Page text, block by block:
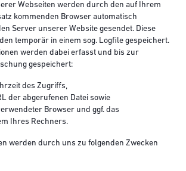
Webseiten werden durch den auf Ihrem
kommenden Browser automatisch
Server unserer Website gesendet. Diese
temporär in einem sog. Logfile gespeichert.
werden dabei erfasst und bis zur
gespeichert:
des Zugriffs,
der abgerufenen Datei sowie
Browser und ggf. das
Ihres Rechners.
werden durch uns zu folgenden Zwecken